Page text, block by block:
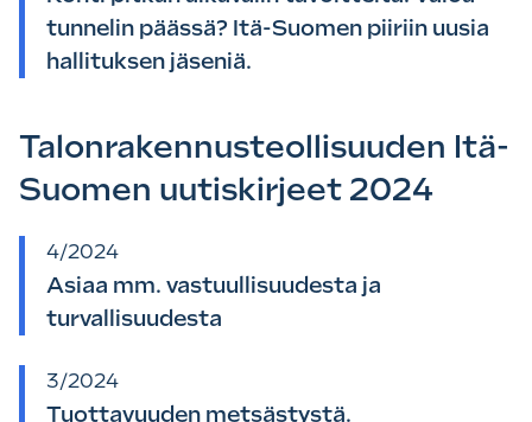
tunnelin päässä? Itä-Suomen piiriin uusia
hallituksen jäseniä.
Talonrakennusteollisuuden Itä-
Suomen uutiskirjeet 2024
4/2024
Asiaa mm. vastuullisuudesta ja
turvallisuudesta
3/2024
Tuottavuuden metsästystä.